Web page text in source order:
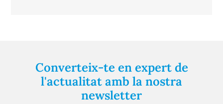
Converteix-te en expert de
l'actualitat amb la nostra
newsletter